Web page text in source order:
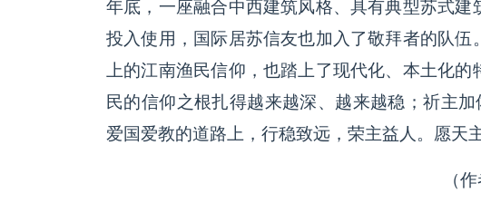
年底，一座融合中西建筑风格、具有典型苏式
投入使用，国际居苏信友也加入了敬拜者的队
上的江南渔民信仰，也踏上了现代化、本土化
民的信仰之根扎得越来越深、越来越稳；祈主
爱国爱教的道路上，行稳致远，荣主益人。愿天
（